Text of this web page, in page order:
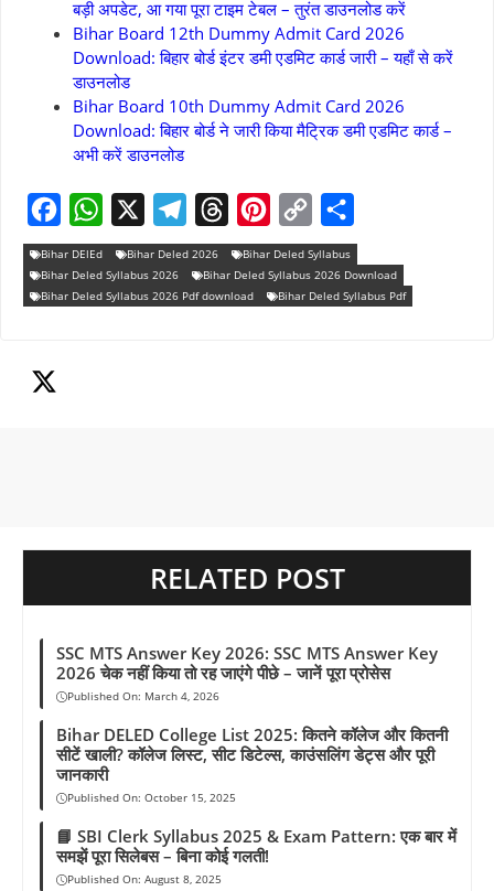
बड़ी अपडेट, आ गया पूरा टाइम टेबल – तुरंत डाउनलोड करें
Bihar Board 12th Dummy Admit Card 2026
Download: बिहार बोर्ड इंटर डमी एडमिट कार्ड जारी – यहाँ से करें
डाउनलोड
Bihar Board 10th Dummy Admit Card 2026
Download: बिहार बोर्ड ने जारी किया मैट्रिक डमी एडमिट कार्ड –
अभी करें डाउनलोड
F
a
c
b
W
h
a
X
T
e
l
T
h
r
P
i
n
C
o
p
S
h
a
Bihar DElEd Bihar Deled 2026
Bihar Deled Syllabus
Bihar Deled Syllabus 2026
Bihar Deled Syllabus 2026 Download
Bihar Deled Syllabus 2026 Pdf download
Bihar Deled Syllabus Pdf
RELATED POST
SSC MTS Answer Key 2026: SSC MTS Answer Key
2026 चेक नहीं किया तो रह जाएंगे पीछे – जानें पूरा प्रोसेस
Published On: March 4, 2026
Bihar DELED College List 2025: कितने कॉलेज और कितनी
सीटें खाली? कॉलेज लिस्ट, सीट डिटेल्स, काउंसलिंग डेट्स और पूरी
जानकारी
Published On: October 15, 2025
📘 SBI Clerk Syllabus 2025 & Exam Pattern: एक बार में
समझें पूरा सिलेबस – बिना कोई गलती!
Published On: August 8, 2025